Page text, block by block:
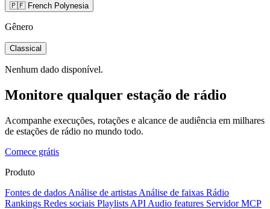
🇵🇫 French Polynesia
Gênero
Classical
Nenhum dado disponível.
Monitore qualquer estação de rádio
Acompanhe execuções, rotações e alcance de audiência em milhares
de estações de rádio no mundo todo.
Comece grátis
Produto
Fontes de dados Análise de artistas Análise de faixas Rádio
Rankings Redes sociais Playlists API Audio features Servidor MCP